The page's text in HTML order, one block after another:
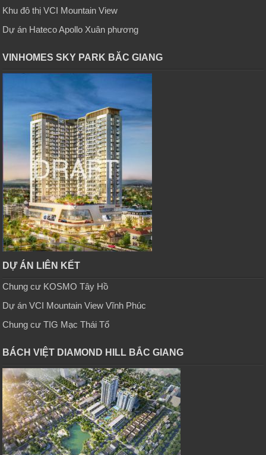
Khu đô thị VCI Mountain View
Dự án Hateco Apollo Xuân phương
VINHOMES SKY PARK BĂC GIANG
DỰ ÁN LIÊN KẾT
Chung cư KOSMO Tây Hồ
Dự án VCI Mountain View Vĩnh Phúc
Chung cư TIG Mạc Thái Tổ
BÁCH VIỆT DIAMOND HILL BẮC GIANG